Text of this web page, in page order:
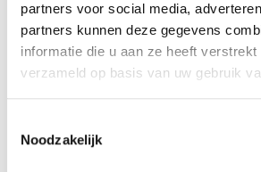
partners voor social media,
partners kunnen deze gegevens
informatie die u aan ze heeft verstrekt
verzameld op basis van uw gebruik
Noodzakelijk
Omschrijving Kenmerk
Dit schattige, minimalistische kettinkje met
facetten en een klein muntje is perfect om
goed te combineren met onze andere stalen